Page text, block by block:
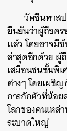
วัคซีนพาส
ยืนยันว่าผู้ถือคร
แล้ว โดยอาจมี
ล่าสุดอีกด้วย ผู้
เสมือนชนชั้นพิเ
ต่างๆ โดยเผชิ
การกักตัวที่น้อย
โลกของคนเหล่
ระบาดใหญ่